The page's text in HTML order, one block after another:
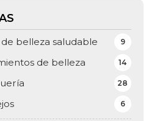
belleza saludable 9
de belleza 14
28
6